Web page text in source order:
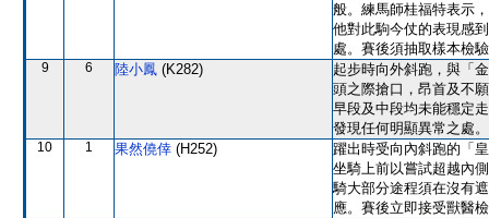
般。練馬師桂福特表示
他對此駒今仗的表現感
處。賽後須抽取樣本檢
9 6 陸小鳳 (K282)
起步時向外斜跑，與「
頭之際搶口，昂首及不
早段及中段均未能穩定
發現任何明顯異常之處。
10 1 果然僥倖 (H252)
躍出時受向內斜跑的「
坐騎上前以嘗試超越內
騎大部分途程須在沒有
應。賽後立即接受獸醫